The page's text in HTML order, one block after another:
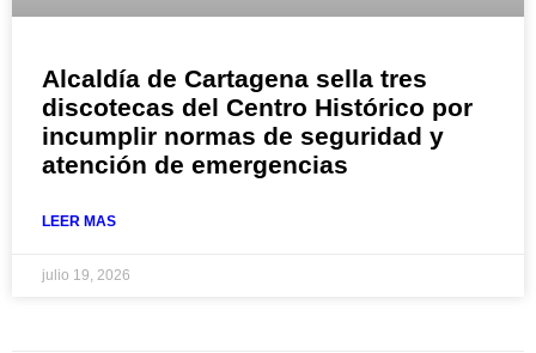
Alcaldía de Cartagena sella tres
discotecas del Centro Histórico por
incumplir normas de seguridad y
atención de emergencias
LEER MAS
julio 19, 2026